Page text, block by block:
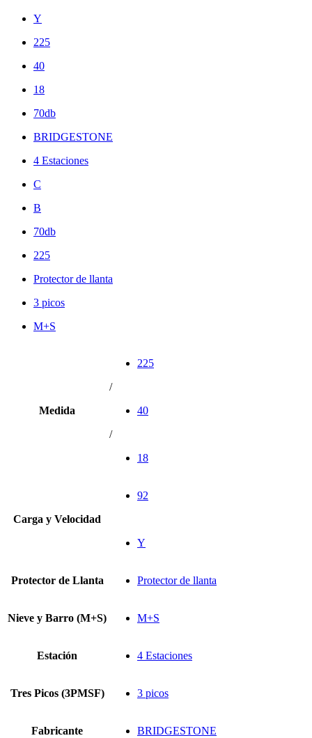
Y
225
40
18
70db
BRIDGESTONE
4 Estaciones
C
B
70db
225
Protector de llanta
3 picos
M+S
Medida
225
/
40
/
18
Carga y Velocidad
92
Y
Protector de Llanta Protector de llanta
Nieve y Barro (M+S) M+S
Estación 4 Estaciones
Tres Picos (3PMSF) 3 picos
Fabricante BRIDGESTONE